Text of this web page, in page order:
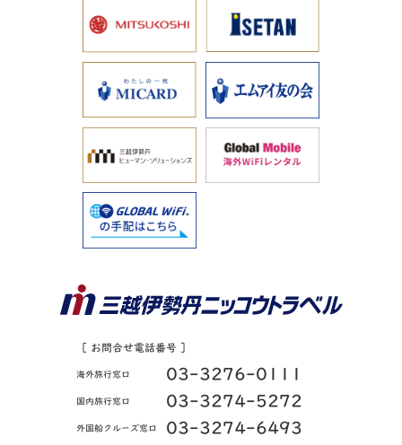
［ お問合せ電話番号 ］
海外旅行窓口 03-3276-0111
国内旅行窓口 03-3274-5272
外国船クルーズ窓口 03-3274-6493